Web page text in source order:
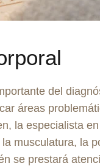
del
áreas
la especialista
musculatura, la
se prestará